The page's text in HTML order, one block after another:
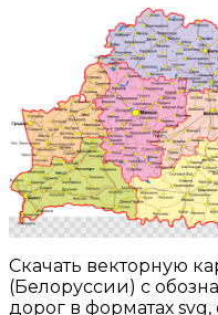
Скачать векторную
(Белоруссии) с
дорог в форматах